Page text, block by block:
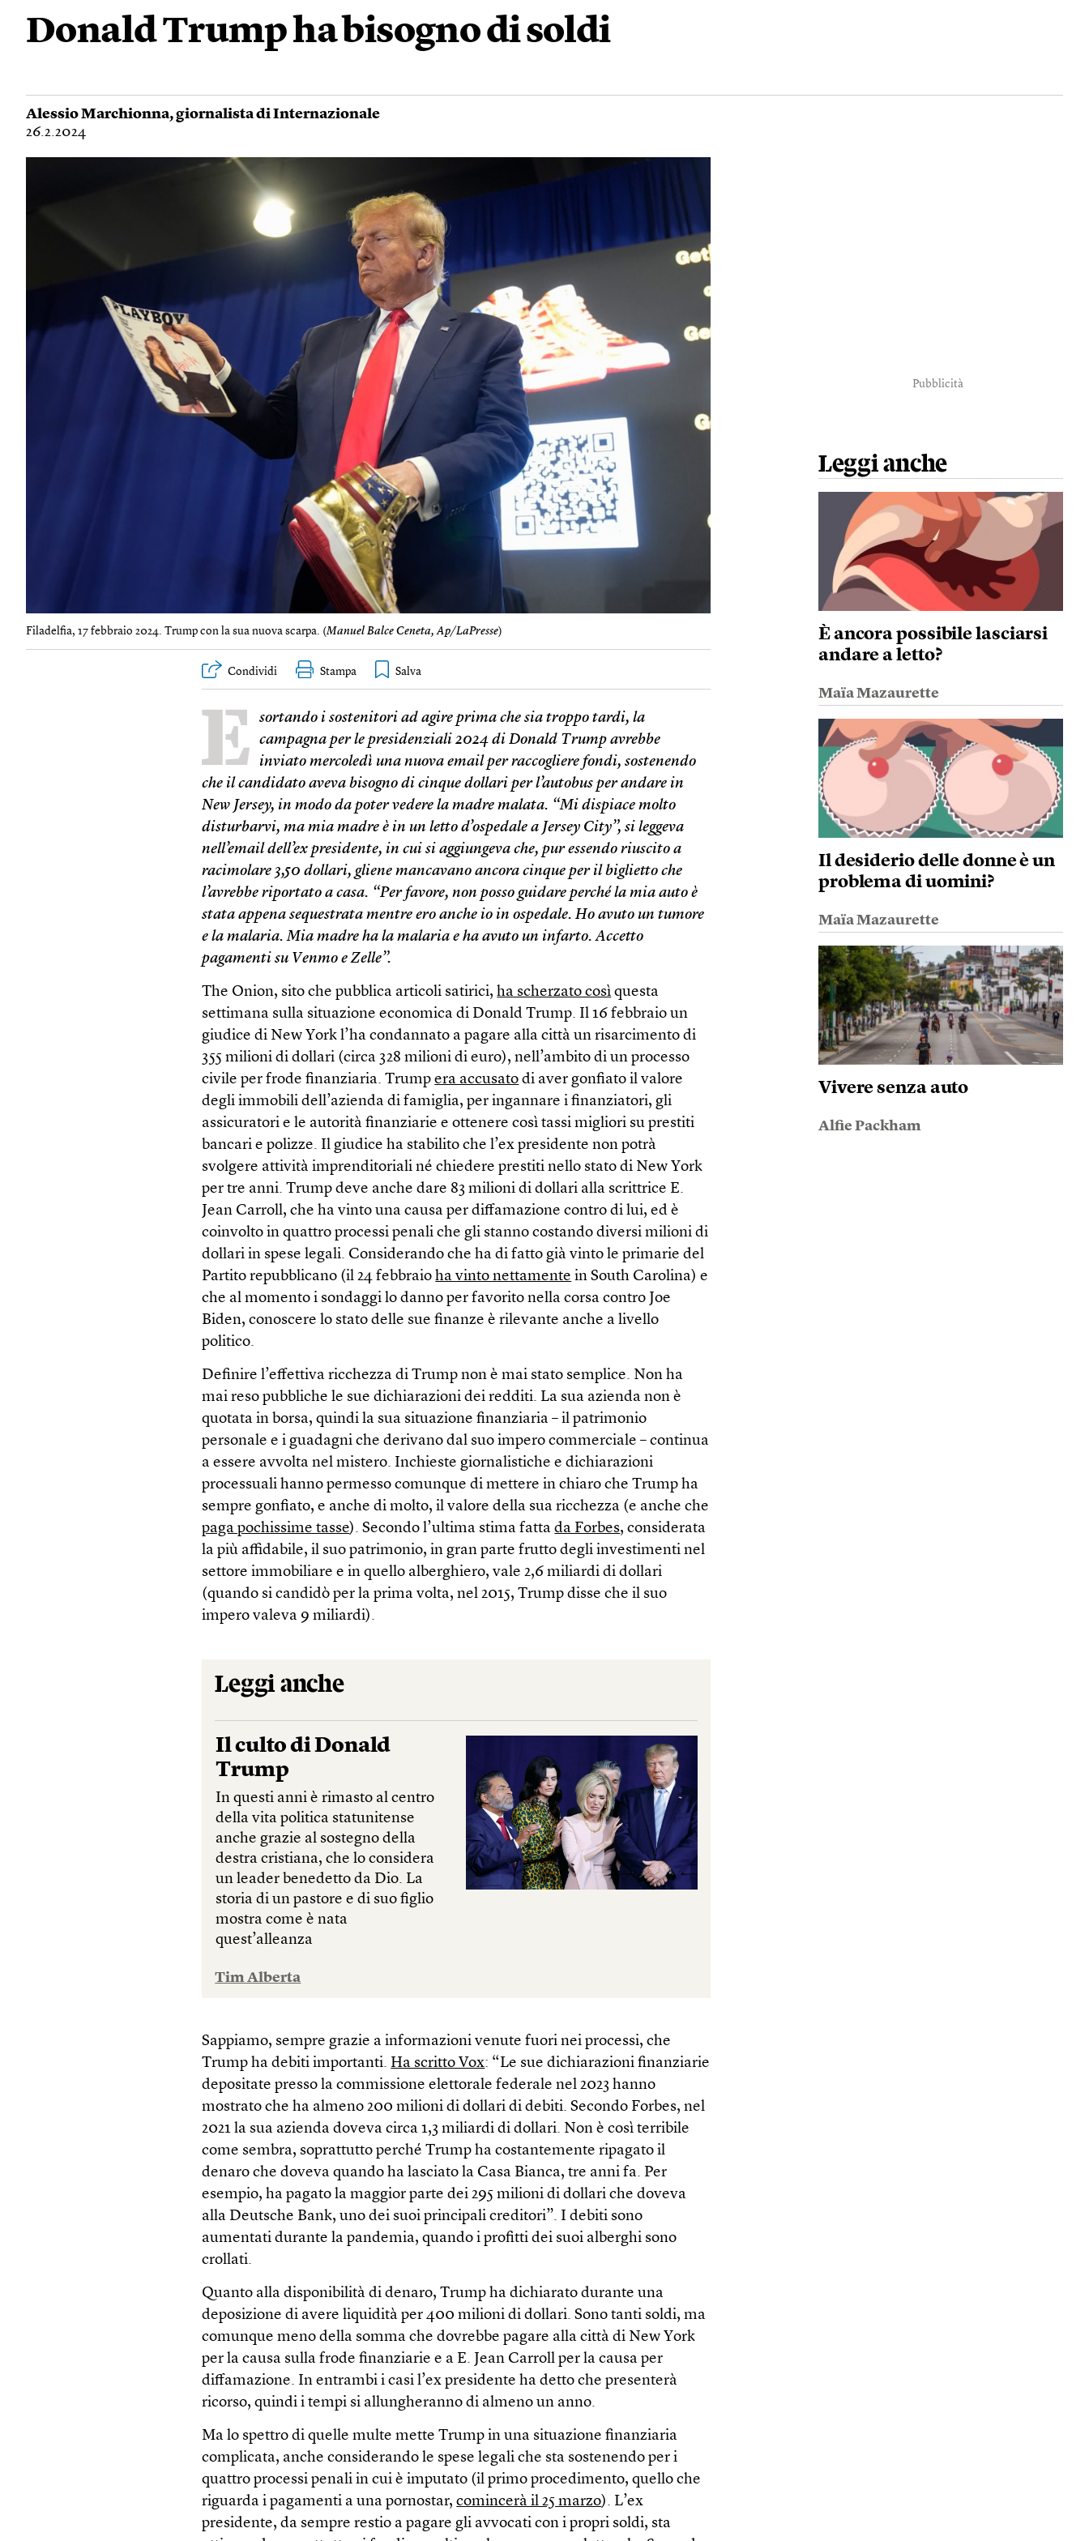
Donald Trump ha bisogno di soldi
Alessio Marchionna, giornalista di Internazionale
26.2.2024
Filadelfia, 17 febbraio 2024. Trump con la sua nuova scarpa. (Manuel Balce Ceneta, Ap/LaPresse)
Condividi Stampa
E
sortando i sostenitori ad agire prima che sia troppo tardi, la
campagna per le presidenziali 2024 di Donald Trump avrebbe
inviato mercoledì una nuova email per raccogliere fondi, sostenendo
che il candidato aveva bisogno di cinque dollari per l’autobus per andare in
New Jersey, in modo da poter vedere la madre malata. “Mi dispiace molto
disturbarvi, ma mia madre è in un letto d’ospedale a Jersey City”, si leggeva
nell’email dell’ex presidente, in cui si aggiungeva che, pur essendo riuscito a
racimolare 3,50 dollari, gliene mancavano ancora cinque per il biglietto che
l’avrebbe riportato a casa. “Per favore, non posso guidare perché la mia auto è
stata appena sequestrata mentre ero anche io in ospedale. Ho avuto un tumore
e la malaria. Mia madre ha la malaria e ha avuto un infarto. Accetto
pagamenti su Venmo e Zelle”.
The Onion, sito che pubblica articoli satirici,ha scherzato così questa
settimana sulla situazione economica di Donald Trump. Il 16 febbraio un
giudice di New York l’ha condannato a pagare alla città un risarcimento di
355 milioni di dollari (circa 328 milioni di euro), nell’ambito di un processo
civile per frode finanziaria. Trumpera accusato di aver gonfiato il valore
degli immobili dell’azienda di famiglia, per ingannare i finanziatori, gli
assicuratori e le autorità finanziarie e ottenere così tassi migliori su prestiti
bancari e polizze. Il giudice ha stabilito che l’ex presidente non potrà
svolgere attività imprenditoriali né chiedere prestiti nello stato di New York
per tre anni. Trump deve anche dare 83 milioni di dollari alla scrittrice E.
Jean Carroll, che ha vinto una causa per diffamazione contro di lui, ed è
coinvolto in quattro processi penali che gli stanno costando diversi milioni di
dollari in spese legali. Considerando che ha di fatto già vinto le primarie del
Partito repubblicano (il 24 febbraioha vinto nettamente in South Carolina) e
che al momento i sondaggi lo danno per favorito nella corsa contro Joe
Biden, conoscere lo stato delle sue finanze è rilevante anche a livello
politico.
Definire l’effettiva ricchezza di Trump non è mai stato semplice. Non ha
mai reso pubbliche le sue dichiarazioni dei redditi. La sua azienda non è
quotata in borsa, quindi la sua situazione finanziaria – il patrimonio
personale e i guadagni che derivano dal suo impero commerciale – continua
a essere avvolta nel mistero. Inchieste giornalistiche e dichiarazioni
processuali hanno permesso comunque di mettere in chiaro che Trump ha
sempre gonfiato, e anche di molto, il valore della sua ricchezza (e anche che
paga pochissime tasse). Secondo l’ultima stima fattada Forbes, considerata
la più affidabile, il suo patrimonio, in gran parte frutto degli investimenti nel
settore immobiliare e in quello alberghiero, vale 2,6 miliardi di dollari
(quando si candidò per la prima volta, nel 2015, Trump disse che il suo
impero valeva 9 miliardi).
Leggi anche
Il culto di Donald
Trump
In questi anni è rimasto al centro
della vita politica statunitense
anche grazie al sostegno della
destra cristiana, che lo considera
un leader benedetto da Dio. La
storia di un pastore e di suo figlio
mostra come è nata
quest’alleanza
Tim Alberta
Sappiamo, sempre grazie a informazioni venute fuori nei processi, che
Trump ha debiti importanti. Ha scritto Vox: “Le sue dichiarazioni finanziarie
depositate presso la commissione elettorale federale nel 2023 hanno
mostrato che ha almeno 200 milioni di dollari di debiti. Secondo Forbes, nel
2021 la sua azienda doveva circa 1,3 miliardi di dollari. Non è così terribile
come sembra, soprattutto perché Trump ha costantemente ripagato il
denaro che doveva quando ha lasciato la Casa Bianca, tre anni fa. Per
esempio, ha pagato la maggior parte dei 295 milioni di dollari che doveva
alla Deutsche Bank, uno dei suoi principali creditori”. I debiti sono
aumentati durante la pandemia, quando i profitti dei suoi alberghi sono
crollati.
Quanto alla disponibilità di denaro, Trump ha dichiarato durante una
deposizione di avere liquidità per 400 milioni di dollari. Sono tanti soldi, ma
comunque meno della somma che dovrebbe pagare alla città di New York
per la causa sulla frode finanziarie e a E. Jean Carroll per la causa per
diffamazione. In entrambi i casi l’ex presidente ha detto che presenterà
ricorso, quindi i tempi si allungheranno di almeno un anno.
Ma lo spettro di quelle multe mette Trump in una situazione finanziaria
complicata, anche considerando le spese legali che sta sostenendo per i
quattro processi penali in cui è imputato (il primo procedimento, quello che
riguarda i pagamenti a una pornostar,comincerà il 25 marzo). L’ex
presidente, da sempre restio a pagare gli avvocati con i propri soldi, sta
Pubblicità
Leggi anche
È ancora possibile lasciarsi
andare a letto?
Maïa Mazaurette
Il desiderio delle donne è un
problema di uomini?
Maïa Mazaurette
Vivere senza auto
Alfie Packham